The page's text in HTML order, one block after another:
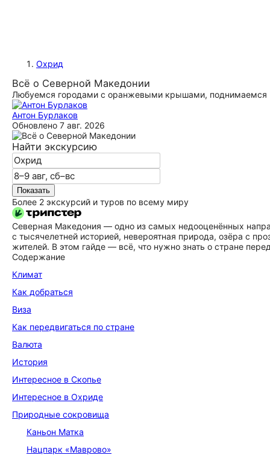
Охрид
Всё о Северной Македонии
Любуемся городами с оранжевыми крышами, поднимаемся
Антон Бурлаков
Обновлено 7 авг. 2026
Найти экскурсию
Показать
Более 2 экскурсий и туров по всему миру
Северная Македония — одно из самых недооценённых
с тысячелетней историей, невероятная природа, озёра с
жителей. В этом гайде — всё, что нужно знать о стране
Содержание
Климат
Как добраться
Виза
Как передвигаться по стране
Валюта
История
Интересное в Скопье
Интересное в Охриде
Природные сокровища
Каньон Матка
Нацпарк «Маврово»